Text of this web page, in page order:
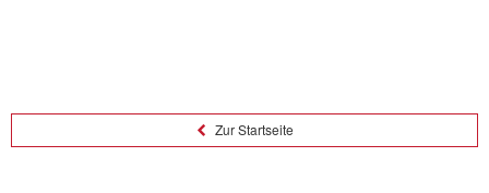
Zur Startseite